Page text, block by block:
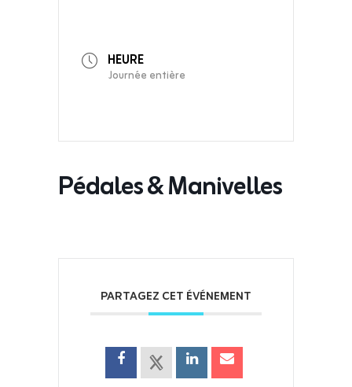
HEURE
Journée entière
Pédales & Manivelles
PARTAGEZ CET ÉVÉNEMENT